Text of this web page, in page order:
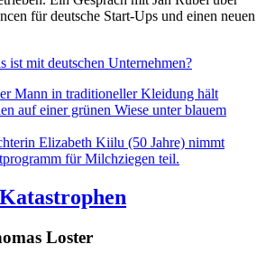
für deutsche Start-Ups und einen neuen
ist mit deutschen Unternehmen?
Elizabeth Kiilu (50 Jahre) nimmt
für Milchziegen teil.
Loster